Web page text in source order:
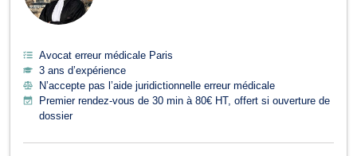
Avocat erreur médicale Paris
3 ans d’expérience
N’accepte pas l’aide juridictionnelle erreur médicale
Premier rendez-vous de 30 min à 80€ HT, offert si ouverture de
dossier